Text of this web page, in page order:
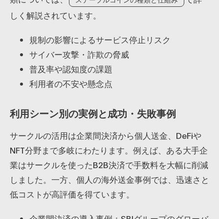
しく解説されています。
規制の影響によるサービス停止リスク
サイバー攻撃・詐欺の脅威
普及率や認知度の課題
利用者の不安や懸念点
利用シーン別の実例と成功・失敗事例
サークルの活用は企業間決済から個人送金、DeFiや
NFT分野まで多岐にわたります。例えば、ある大手企
業はサークルを使ったB2B決済で手数料を大幅に削減
しました。一方、個人の海外送金事例では、迅速さと
低コストが高評価を得ています。